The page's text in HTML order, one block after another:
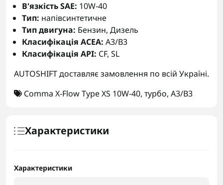
В'язкість SAE: 10W-40
Тип: напівсинтетичне
Тип двигуна: Бензин, Дизель
Класифікація ACEA: A3/B3
Класифікація API: CF, SL
AUTOSHIFT доставляє замовлення по всій Україні.
Comma X-Flow Type XS 10W-40, турбо, A3/B3
Характеристики
Характеристики